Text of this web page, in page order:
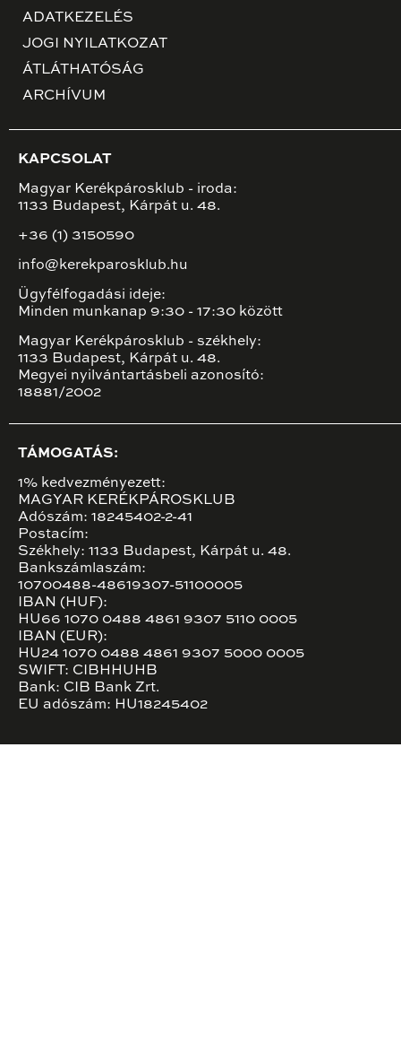
ADATKEZELÉS
JOGI NYILATKOZAT
ÁTLÁTHATÓSÁG
ARCHÍVUM
KAPCSOLAT
Magyar Kerékpárosklub - iroda:
1133 Budapest, Kárpát u. 48.
+36 (1) 3150590
info@kerekparosklub.hu
Ügyfélfogadási ideje:
Minden munkanap 9:30 - 17:30 között
Magyar Kerékpárosklub - székhely:
1133 Budapest, Kárpát u. 48.
Megyei nyilvántartásbeli azonosító:
18881/2002
TÁMOGATÁS:
1% kedvezményezett:
MAGYAR KERÉKPÁROSKLUB
Adószám: 18245402-2-41
Postacím:
Székhely: 1133 Budapest, Kárpát u. 48.
Bankszámlaszám:
10700488-48619307-51100005
IBAN (HUF):
HU66 1070 0488 4861 9307 5110 0005
IBAN (EUR):
HU24 1070 0488 4861 9307 5000 0005
SWIFT: CIBHHUHB
Bank: CIB Bank Zrt.
EU adószám: HU18245402